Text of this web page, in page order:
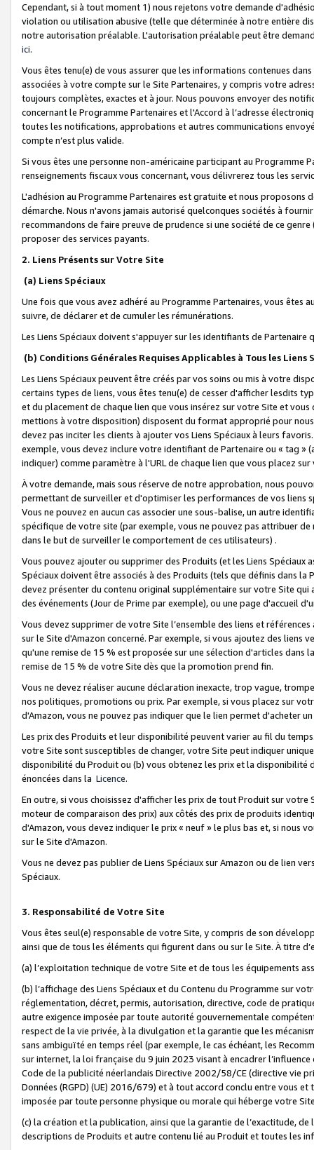
Cependant, si à tout moment 1) nous rejetons votre demande
violation ou utilisation abusive (telle que déterminée à notre entière
notre autorisation préalable. L'autorisation préalable peut être
ici.
Vous êtes tenu(e) de vous assurer que les informations contenues
associées à votre compte sur le Site Partenaires, y compris votre
toujours complètes, exactes et à jour. Nous pouvons envoyer des
concernant le Programme Partenaires et l'Accord à l’adresse
toutes les notifications, approbations et autres communications
compte n’est plus valide.
Si vous êtes une personne non-américaine participant au
renseignements fiscaux vous concernant, vous délivrerez tous les
L'adhésion au Programme Partenaires est gratuite et nous proposons
démarche. Nous n'avons jamais autorisé quelconques sociétés à
recommandons de faire preuve de prudence si une société de ce
proposer des services payants.
2. Liens Présents sur Votre Site
(a) Liens Spéciaux
Une fois que vous avez adhéré au Programme Partenaires, vous êtes
suivre, de déclarer et de cumuler les rémunérations.
Les Liens Spéciaux doivent s'appuyer sur les identifiants de Partenaire
(b) Conditions Générales Requises Applicables à Tous les Liens
Les Liens Spéciaux peuvent être créés par vos soins ou mis à votre
certains types de liens, vous êtes tenu(e) de cesser d'afficher lesdits
et du placement de chaque lien que vous insérez sur votre Site et
mettions à votre disposition) disposent du format approprié pour
devez pas inciter les clients à ajouter vos Liens Spéciaux à leurs
exemple, vous devez inclure votre identifiant de Partenaire ou « tag
indiquer) comme paramètre à l'URL de chaque lien que vous placez
À votre demande, mais sous réserve de notre approbation, nous
permettant de surveiller et d'optimiser les performances de vos liens
Vous ne pouvez en aucun cas associer une sous-balise, un autre
spécifique de votre site (par exemple, vous ne pouvez pas attribuer
dans le but de surveiller le comportement de ces utilisateurs) .
Vous pouvez ajouter ou supprimer des Produits (et les Liens
Spéciaux doivent être associés à des Produits (tels que définis dans
devez présenter du contenu original supplémentaire sur votre Site qui
des événements (Jour de Prime par exemple), ou une page d'accueil
Vous devez supprimer de votre Site l’ensemble des liens et
sur le Site d'Amazon concerné. Par exemple, si vous ajoutez des
qu'une remise de 15 % est proposée sur une sélection d'articles
remise de 15 % de votre Site dès que la promotion prend fin.
Vous ne devez réaliser aucune déclaration inexacte, trop vague,
nos politiques, promotions ou prix. Par exemple, si vous placez sur
d'Amazon, vous ne pouvez pas indiquer que le lien permet d'acheter
Les prix des Produits et leur disponibilité peuvent varier au fil du
votre Site sont susceptibles de changer, votre Site peut indiquer
disponibilité du Produit ou (b) vous obtenez les prix et la disponibilité
énoncées dans la Licence.
En outre, si vous choisissez d'afficher les prix de tout Produit sur
moteur de comparaison des prix) aux côtés des prix de produits
d'Amazon, vous devez indiquer le prix « neuf » le plus bas et, si nous
sur le Site d'Amazon.
Vous ne devez pas publier de Liens Spéciaux sur Amazon ou de lien
Spéciaux.
3. Responsabilité de Votre Site
Vous êtes seul(e) responsable de votre Site, y compris de son
ainsi que de tous les éléments qui figurent dans ou sur le Site. À titre
(a) l’exploitation technique de votre Site et de tous les équipements
(b) l’affichage des Liens Spéciaux et du Contenu du Programme sur
réglementation, décret, permis, autorisation, directive, code de
autre exigence imposée par toute autorité gouvernementale
respect de la vie privée, à la divulgation et la garantie que les
sans ambiguïté en temps réel (par exemple, le cas échéant, les
sur internet, la loi française du 9 juin 2023 visant à encadrer
Code de la publicité néerlandais Directive 2002/58/CE (directive vie
Données (RGPD) (UE) 2016/679) et à tout accord conclu entre vous
imposée par toute personne physique ou morale qui héberge votre
(c) la création et la publication, ainsi que la garantie de l’exactitude,
descriptions de Produits et autre contenu lié au Produit et toutes les